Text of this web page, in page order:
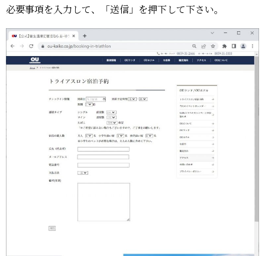
必要事項を入力して、「送信」を押下して下さい。